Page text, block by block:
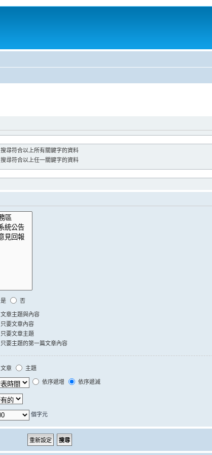
搜尋符合以上所有關鍵字的資料
搜尋符合以上任一關鍵字的資料
是 否
文章主題與內容
只要文章內容
只要文章主題
只要主題的第一篇文章內容
文章 主題
依序遞增 依序遞減
個字元